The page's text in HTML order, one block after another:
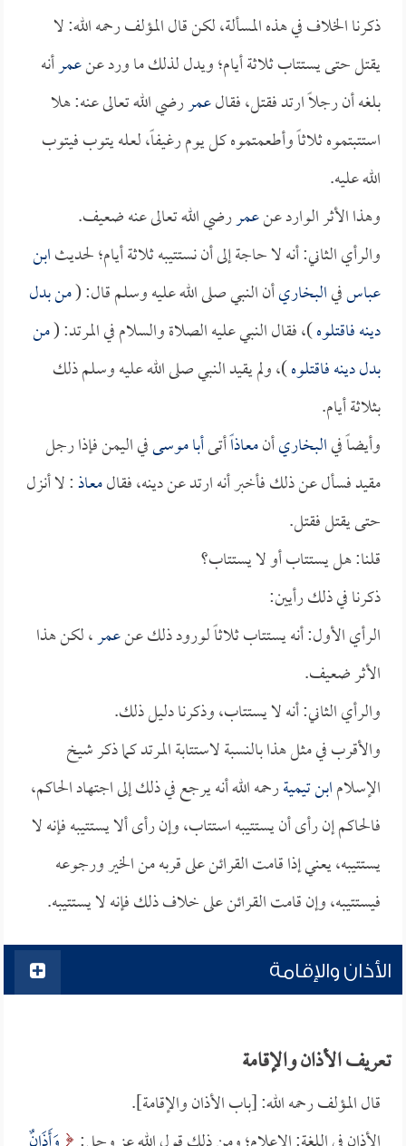
ذكرنا الخلاف في هذه المسألة، لكن قال المؤلف رحمه الله: لا
يقتل حتى يستتاب ثلاثة أيام؛ ويدل لذلك ما ورد عنعمرأنه
بلغه أن رجلاً ارتد فقتل، فقالعمررضي الله تعالى عنه: هلا
استتبتموه ثلاثاً وأطعمتموه كل يوم رغيفاً، لعله يتوب فيتوب
الله عليه.
وهذا الأثر الوارد عنعمررضي الله تعالى عنه ضعيف.
والرأي الثاني: أنه لا حاجة إلى أن نستتيبه ثلاثة أيام؛ لحديثابن
عباسفيالبخاريأن النبي صلى الله عليه وسلم قال: (من بدل
دينه فاقتلوه)، فقال النبي عليه الصلاة والسلام في المرتد: (من
بدل دينه فاقتلوه)، ولم يقيد النبي صلى الله عليه وسلم ذلك
بثلاثة أيام.
وأيضاً فيالبخاريأنمعاذاًأتىأبا موسىفي اليمن فإذا رجل
مقيد فسأل عن ذلك فأخبر أنه ارتد عن دينه، فقالمعاذ: لا أنزل
حتى يقتل فقتل.
قلنا: هل يستتاب أو لا يستتاب؟
ذكرنا في ذلك رأيين:
الرأي الأول: أنه يستتاب ثلاثاً لورود ذلك عنعمر، لكن هذا
الأثر ضعيف.
والرأي الثاني: أنه لا يستتاب، وذكرنا دليل ذلك.
والأقرب في مثل هذا بالنسبة لاستتابة المرتد كما ذكر شيخ
الإسلامابن تيميةرحمه الله أنه يرجع في ذلك إلى اجتهاد الحاكم،
فالحاكم إن رأى أن يستتيبه استتاب، وإن رأى ألا يستتيبه فإنه لا
يستتيبه، يعني إذا قامت القرائن على قربه من الخير ورجوعه
فيستتيبه، وإن قامت القرائن على خلاف ذلك فإنه لا يستتيبه.
الأذان والإقامة
تعريف الأذان والإقامة
قال المؤلف رحمه الله: [باب الأذان والإقامة].